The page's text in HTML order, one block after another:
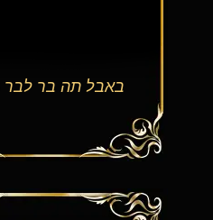
באבל תה בר לבר מצווה